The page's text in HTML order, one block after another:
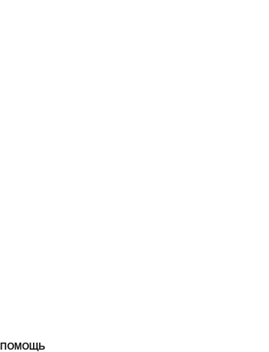
ПОМОЩЬ